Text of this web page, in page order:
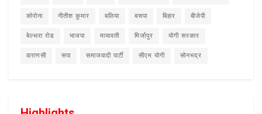
कोरोना नीतीश कुमार बलिया बसपा बिहार बीजेपी
बेल्थरा रोड भाजपा मायावती मिर्जापुर योगी सरकार
वाराणसी सपा समाजवादी पार्टी सीएम योगी सोनभद्र